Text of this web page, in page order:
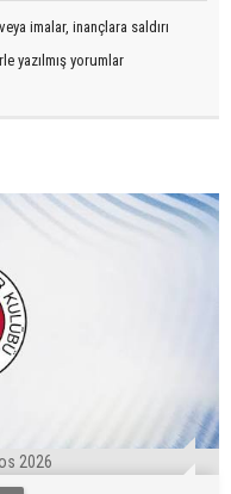
imalar, inançlara saldırı
yazılmış yorumlar
2026